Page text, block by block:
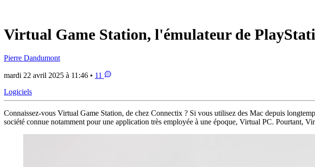
Virtual Game Station, l'émulateur de
Pierre Dandumont
mardi 22 avril 2025 à 11:46 • 11
Logiciels
Connaissez-vous Virtual Game Station, de chez Connectix ? Si vous utilisez des Mac depuis
société connue notamment pour une application très employée à une époque, Virtual PC. Pourtant,